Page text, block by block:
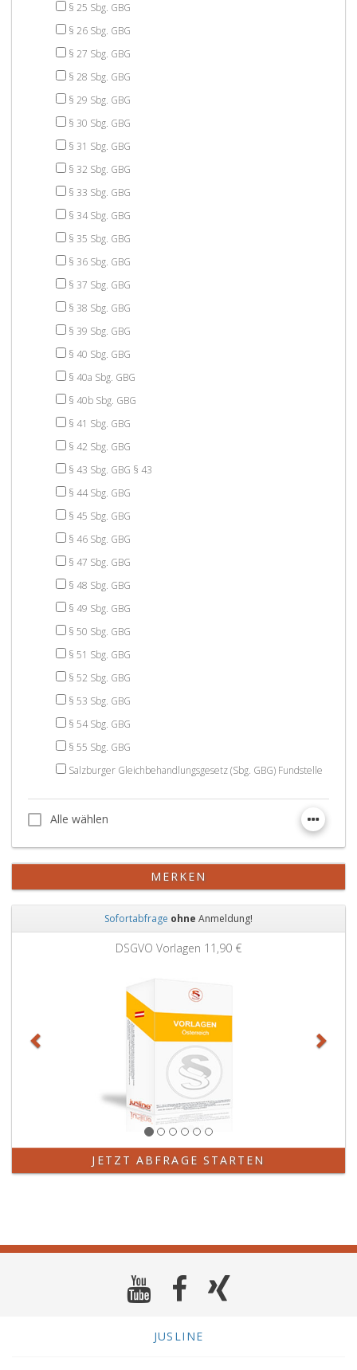
§ 25 Sbg. GBG
§ 26 Sbg. GBG
§ 27 Sbg. GBG
§ 28 Sbg. GBG
§ 29 Sbg. GBG
§ 30 Sbg. GBG
§ 31 Sbg. GBG
§ 32 Sbg. GBG
§ 33 Sbg. GBG
§ 34 Sbg. GBG
§ 35 Sbg. GBG
§ 36 Sbg. GBG
§ 37 Sbg. GBG
§ 38 Sbg. GBG
§ 39 Sbg. GBG
§ 40 Sbg. GBG
§ 40a Sbg. GBG
§ 40b Sbg. GBG
§ 41 Sbg. GBG
§ 42 Sbg. GBG
§ 43 Sbg. GBG § 43
§ 44 Sbg. GBG
§ 45 Sbg. GBG
§ 46 Sbg. GBG
§ 47 Sbg. GBG
§ 48 Sbg. GBG
§ 49 Sbg. GBG
§ 50 Sbg. GBG
§ 51 Sbg. GBG
§ 52 Sbg. GBG
§ 53 Sbg. GBG
§ 54 Sbg. GBG
§ 55 Sbg. GBG
Salzburger Gleichbehandlungsgesetz (Sbg. GBG) Fundstelle
Alle wählen
Alle wählen
MERKEN
Sofortabfrage ohne Anmeldung!
DSGVO Vorlagen 11,90 €
JETZT ABFRAGE STARTEN
JUSLINE